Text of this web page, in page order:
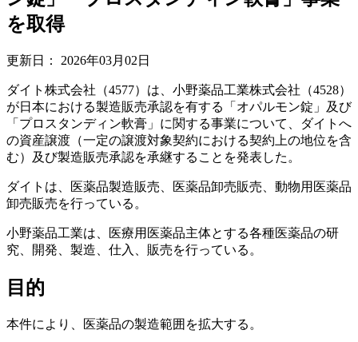
を取得
更新日： 2026年03月02日
ダイト株式会社（4577）は、小野薬品工業株式会社（4528）
が日本における製造販売承認を有する「オパルモン錠」及び
「プロスタンディン軟膏」に関する事業について、ダイトへ
の資産譲渡（一定の譲渡対象契約における契約上の地位を含
む）及び製造販売承認を承継することを発表した。
ダイトは、医薬品製造販売、医薬品卸売販売、動物用医薬品
卸売販売を行っている。
小野薬品工業は、医療用医薬品主体とする各種医薬品の研
究、開発、製造、仕入、販売を行っている。
目的
本件により、医薬品の製造範囲を拡大する。